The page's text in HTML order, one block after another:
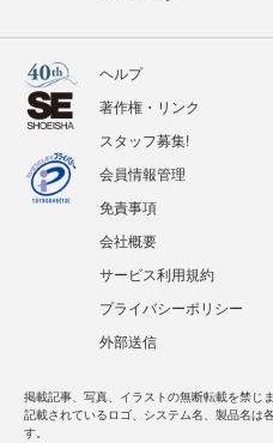
ヘルプ
著作権・リンク
スタッフ募集!
会員情報管理
免責事項
会社概要
サービス利用規約
プライバシーポリシー
外部送信
掲載記事、写真、イラストの無断転載を禁じま
記載されているロゴ、システム名、製品名は
す。